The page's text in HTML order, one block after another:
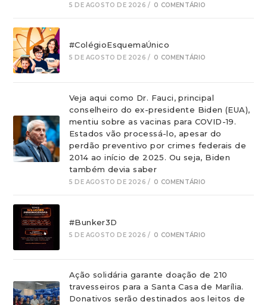
5 DE AGOSTO DE 2026 / 0 COMENTÁRIO
#ColégioEsquemaÚnico
5 DE AGOSTO DE 2026 / 0 COMENTÁRIO
Veja aqui como Dr. Fauci, principal
conselheiro do ex-presidente Biden (EUA),
mentiu sobre as vacinas para COVID-19.
Estados vão processá-lo, apesar do
perdão preventivo por crimes federais de
2014 ao início de 2025. Ou seja, Biden
também devia saber
5 DE AGOSTO DE 2026 / 0 COMENTÁRIO
#Bunker3D
5 DE AGOSTO DE 2026 / 0 COMENTÁRIO
Ação solidária garante doação de 210
travesseiros para a Santa Casa de Marília.
Donativos serão destinados aos leitos de